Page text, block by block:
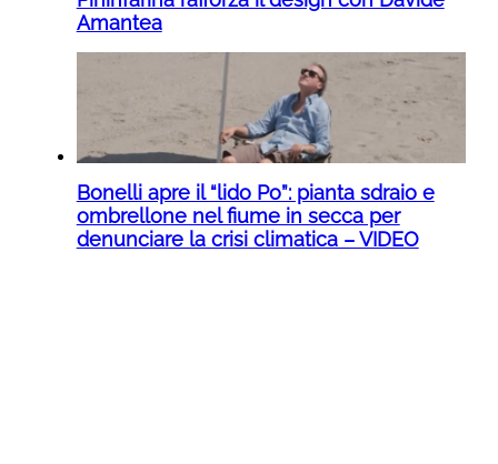
Amantea
Bonelli apre il “lido Po”: pianta sdraio e
ombrellone nel fiume in secca per
denunciare la crisi climatica – VIDEO